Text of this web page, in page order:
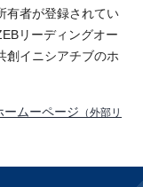
有者が登録されてい
リーディングオー
創イニシアチブのホ
ームーページ （外部リ